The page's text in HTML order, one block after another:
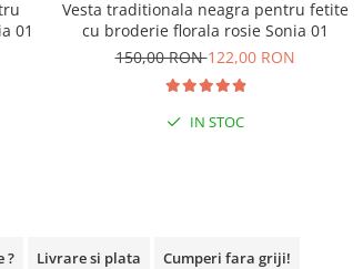
01
Vesta traditionala neagra pentru fetite
cu broderie florala rosie Sonia 01
150,00 RON122,00 RON
IN STOC
? Livrare si plata Cumperi fara griji!